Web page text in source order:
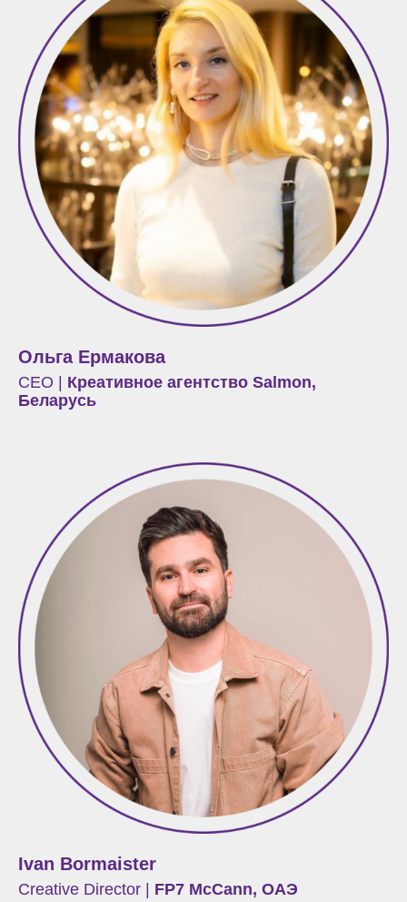
Ольга Ермакова
СЕО | Креативное агентство Salmon,
Беларусь
Ivan Bormaister
Creative Director | FP7 McCann, ОАЭ